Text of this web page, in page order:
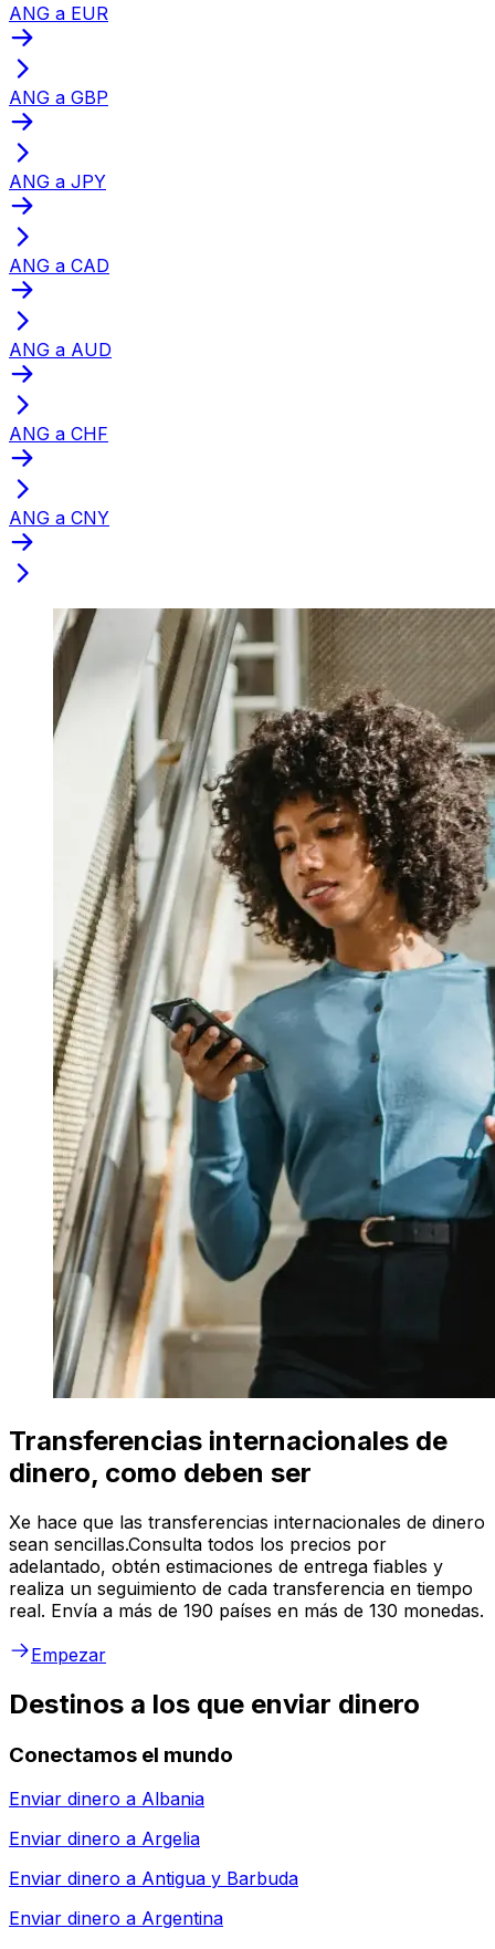
ANG a EUR
ANG a GBP
ANG a JPY
ANG a CAD
ANG a AUD
ANG a CHF
ANG a CNY
Transferencias internacionales de
dinero, como deben ser
Xe hace que las transferencias internacionales de dinero
sean sencillas.Consulta todos los precios por
adelantado, obtén estimaciones de entrega fiables y
realiza un seguimiento de cada transferencia en tiempo
real. Envía a más de 190 países en más de 130 monedas.
Empezar
Destinos a los que enviar dinero
Conectamos el mundo
Enviar dinero a Albania
Enviar dinero a Argelia
Enviar dinero a Antigua y Barbuda
Enviar dinero a Argentina